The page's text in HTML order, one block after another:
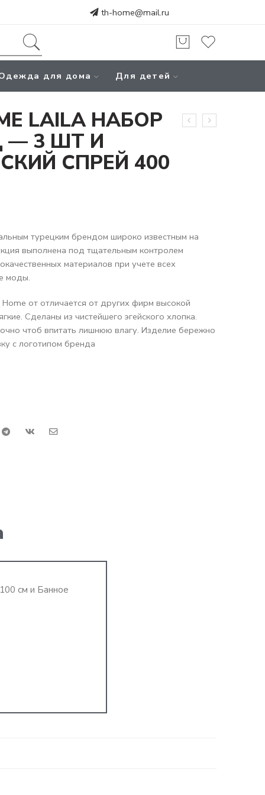
th-home@mail.ru
для дома Для детей
LAILA НАБОР
— 3 ШТ И
СПРЕЙ 400
турецким брендом широко известным на
выполнена под тщательным контролем
материалов при учете всех
моды.
от отличается от других фирм высокой
Сделаны из чистейшего эгейского хлопка.
чтоб впитать лишнюю влагу. Изделие бережно
с логотипом бренда
см и Банное